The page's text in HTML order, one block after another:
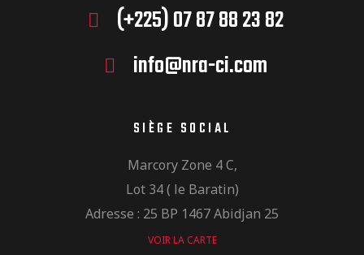
(+225) 07 87 88 23 82
info@nra-ci.com
SIÈGE SOCIAL
Marcory Zone 4 C,
Lot 34 ( le Baratin)
Adresse : 25 BP 1467 Abidjan 25
VOIR LA CARTE